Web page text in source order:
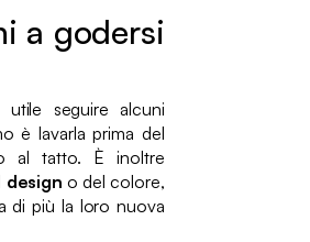
a godersi
seguire alcuni
è lavarla prima del
al tatto. È inoltre
design o del colore,
di più la loro nuova